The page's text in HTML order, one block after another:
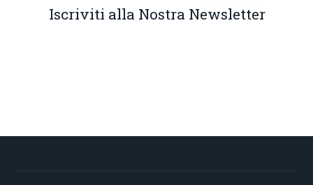
Iscriviti alla Nostra Newsletter